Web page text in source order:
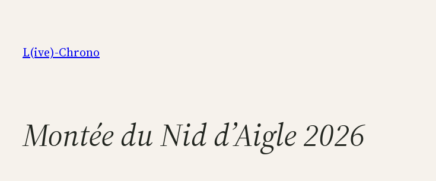
contenu
L(ive)-Chrono
Montée du Nid d’Aigle 2026